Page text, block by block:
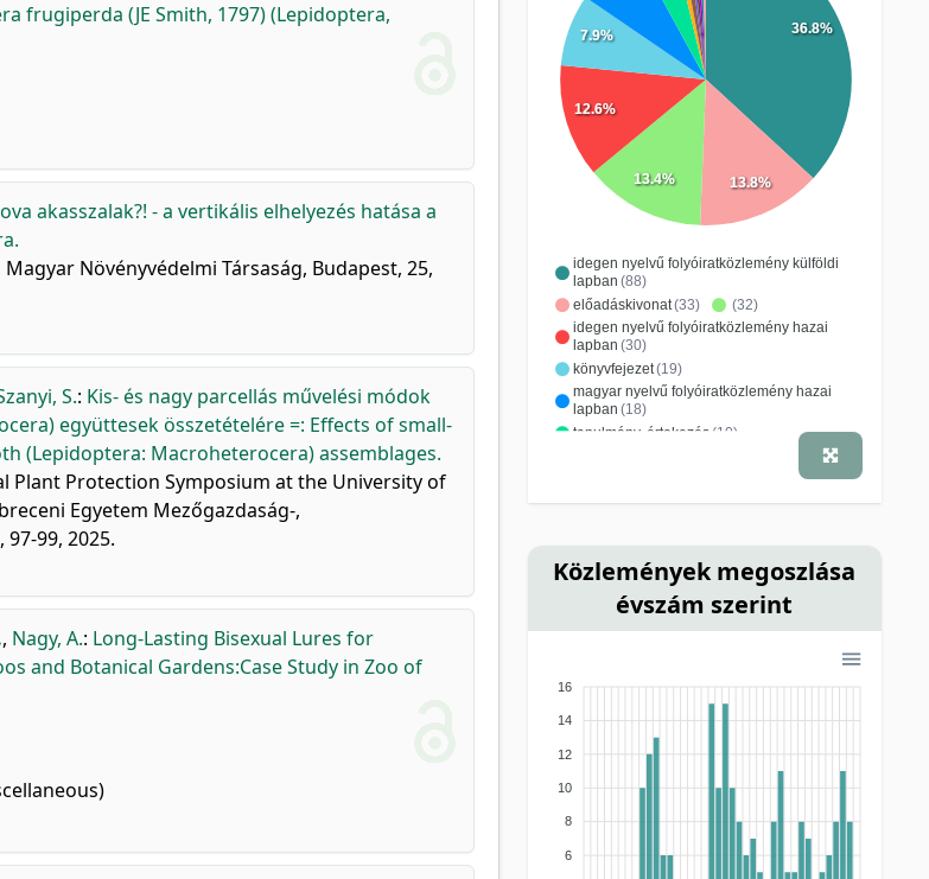
frugiperda (JE Smith, 1797) (Lepidoptera,
akasszalak?! - a vertikális elhelyezés hatása a
Növényvédelmi Társaság, Budapest, 25,
S.: Kis- és nagy parcellás művelési módok
együttesek összetételére =: Effects of small-
(Lepidoptera: Macroheterocera) assemblages.
Plant Protection Symposium at the University of
Egyetem Mezőgazdaság-,
99, 2025.
, Nagy, A.: Long-Lasting Bisexual Lures for
and Botanical Gardens:Case Study in Zoo of
idegen nyelvű folyóiratközlemény külföldi
lapban (88)
előadáskivonat(33)
(32)
idegen nyelvű folyóiratközlemény hazai
lapban (30)
könyvfejezet(19)
magyar nyelvű folyóiratközlemény hazai
lapban (18)
tanulmány, értekezés (10)
ismeretterjesztő kiadvány(1) jegyzet(1)
36.8%
13.8%
13.4%
12.6%
7.9%
Közlemények megoszlása
évszám szerint
16
14
12
10
8
6